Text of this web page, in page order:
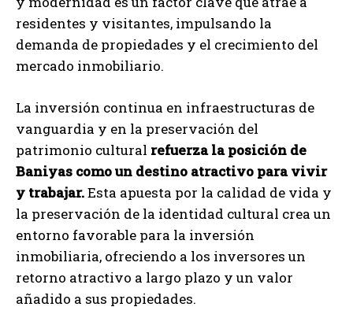
residentes y visitantes, impulsando la
demanda de propiedades y el crecimiento del
mercado inmobiliario.
La inversión continua en infraestructuras de
vanguardia y en la preservación del
patrimonio cultural refuerza la posición de
Baniyas como un destino atractivo para vivir
y trabajar.Esta apuesta por la calidad de vida y
la preservación de la identidad cultural crea un
entorno favorable para la inversión
inmobiliaria, ofreciendo a los inversores un
retorno atractivo a largo plazo y un valor
añadido a sus propiedades.